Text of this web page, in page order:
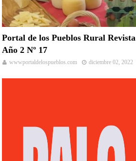
Portal de los Pueblos Rural Revista
Año 2 Nº 17
wwwportaldelospueblos.com diciembre 02, 2022